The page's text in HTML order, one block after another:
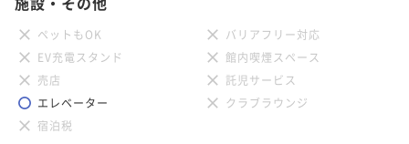
ペットもOK
バリアフリー対応
EV充電スタンド
館内喫煙スペース
売店
託児サービス
エレベーター
クラブラウンジ
宿泊税